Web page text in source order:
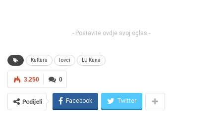
- Postavite ovdje svoj oglas -
Kultura lovci LU Kuna
0
3.250
Podijeli Facebook Twitter